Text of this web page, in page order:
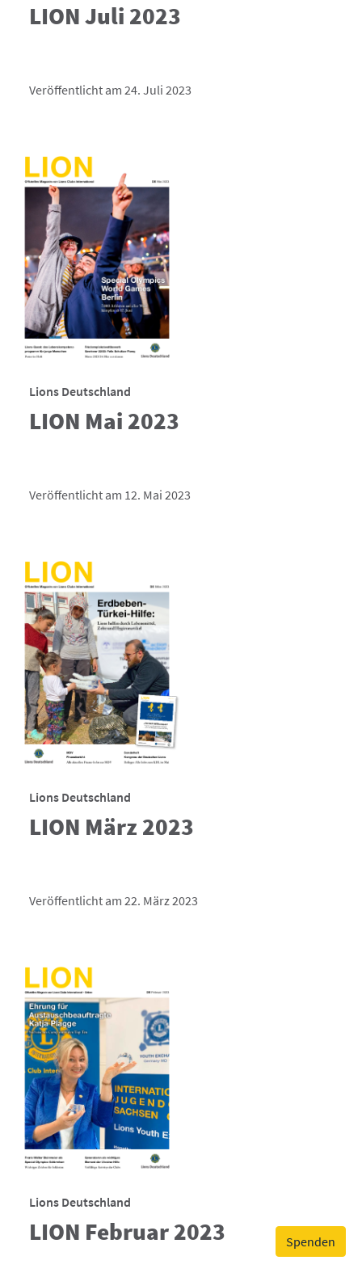
Spenden
LION Juli 2023
Veröffentlicht am 24. Juli 2023
Lions Deutschland
LION Mai 2023
Veröffentlicht am 12. Mai 2023
Lions Deutschland
LION März 2023
Veröffentlicht am 22. März 2023
Lions Deutschland
LION Februar 2023